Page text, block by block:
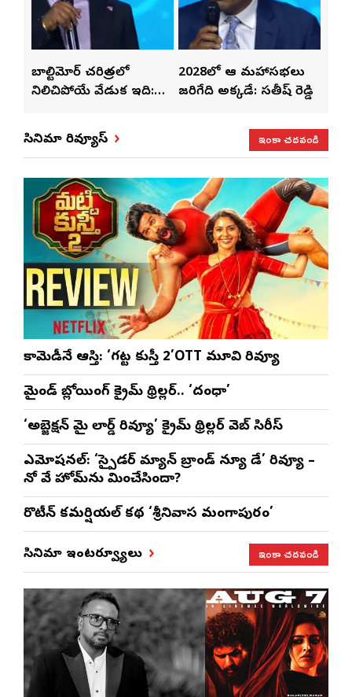
బాల్టిమోర్ చరిత్రలో
నిలిచిపోయే వేడుక ఇది:
2028లో ఆటా మహాసభలు
జరిగేది అక్కడే: సతీష్ రెడ్డి
సినిమా రివ్యూస్ ఇంకా చదవండి
కామెడీనే ఆస్తి: ‘గట్ట కుస్తీ 2’OTT మూవి రివ్యూ
మైండ్ బ్లోయింగ్ క్రైమ్ థ్రిల్లర్.. ‘దంధా’
‘అబ్జెక్ష‌న్ మై లార్డ్ రివ్యూ’ క్రైమ్ థ్రిల్ల‌ర్ వెబ్ సిరీస్
ఎమోష‌న‌ల్‌: ‘స్పైడర్ మ్యాన్ బ్రాండ్ న్యూ డే’ రివ్యూ –
నో వే హోమ్‌ను మించేసిందా?
రొటీన్‌ కమర్షియల్‌ కథ ‘శ్రీనివాస మంగాపురం’
సినిమా ఇంటర్వ్యూలు ఇంకా చదవండి